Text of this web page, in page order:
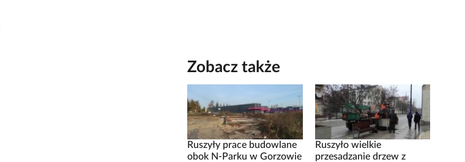
Zobacz także
Ruszyły prace budowlane
obok N-Parku w Gorzowie
Ruszyło wielkie
przesadzanie drzew z